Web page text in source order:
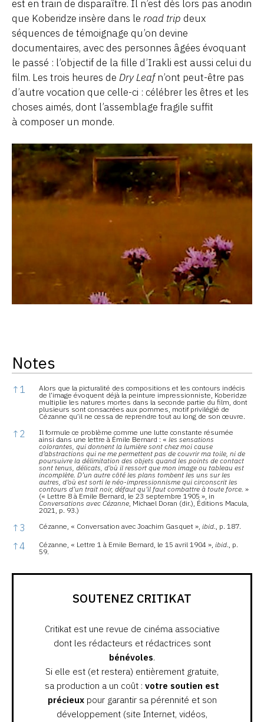
est en train de disparaître. Il n’est dès lors pas anodin
que Koberidze insère dans le road trip deux
séquences de témoignage qu’on devine
documentaires, avec des personnes âgées évoquant
le passé : l’objectif de la fille d’Irakli est aussi celui du
film. Les trois heures de Dry Leafn’ont peut-être pas
d’autre vocation que celle-ci : célébrer les êtres et les
choses aimés, dont l’assemblage fragile suffit
à composer un monde.
Notes
Notes
↑ 1
Alors que la picturalité des compositions et les contours indécis
de l’image évoquent déjà la peinture impressionniste, Koberidze
multiplie les natures mortes dans la seconde partie du film, dont
plusieurs sont consacrées aux pommes, motif privilégié de
Cézanne qu’il ne cessa de reprendre tout au long de son œuvre.
↑ 2
Il formule ce problème comme une lutte constante résumée
ainsi dans une lettre à Émile Bernard : « les sensations
colorantes, qui donnent la lumière sont chez moi cause
d’abstractions qui ne me permettent pas de couvrir ma toile, ni de
poursuivre la délimitation des objets quand les points de contact
sont tenus, délicats, d’où il ressort que mon image ou tableau est
incomplète. D’un autre côté les plans tombent les uns sur les
autres, d’où est sorti le néo-impressionnisme qui circonscrit les
contours d’un trait noir, défaut qu’il faut combattre à toute force. »
(« Lettre 8 à Emile Bernard, le 23 septembre 1905 », in
Conversations avec Cézanne, Michael Doran (dir.), Éditions Macula,
2021, p. 93.)
↑ 3 Cézanne, « Conversation avec Joachim Gasquet », ibid., p. 187.
↑4 Cézanne, « Lettre 1 à Emile Bernard, le 15 avril 1904 », ibid., p.
59.
SOUTENEZ CRITIKAT
Critikat est une revue de cinéma associative
dont les rédacteurs et rédactrices sont
bénévoles.
Si elle est (et restera) entièrement gratuite,
sa production a un coût : votre soutien est
précieuxpour garantir sa pérennité et son
développement (site Internet, vidéos,